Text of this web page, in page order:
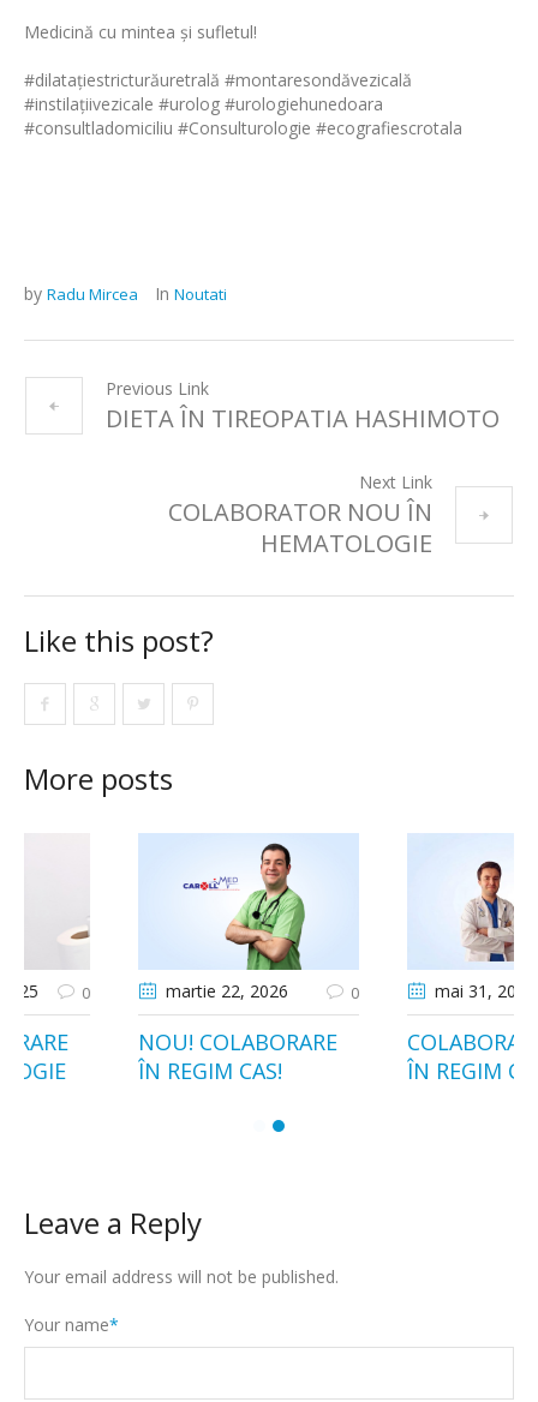
Medicină cu mintea şi sufletul!
#dilatațiestricturăuretrală #montaresondăvezicală
#instilațiivezicale #urolog #urologiehunedoara
#consultladomiciliu #Consulturologie #ecografiescrotala
by Radu Mircea In Noutati
Previous Link
DIETA ÎN TIREOPATIA HASHIMOTO
Next Link
COLABORATOR NOU ÎN
HEMATOLOGIE
Like this post?
More posts
martie 22 , 2026 0
NOU! COLABORARE
ÎN REGIM CAS!
mai 31 , 2026 0
COLABORARE NOUĂ
ÎN REGIM CAS!
Leave a Reply
Your email address will not be published.
Your name*